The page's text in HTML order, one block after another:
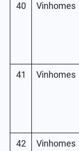
40 Vinhomes
41 Vinhomes
42 Vinhomes